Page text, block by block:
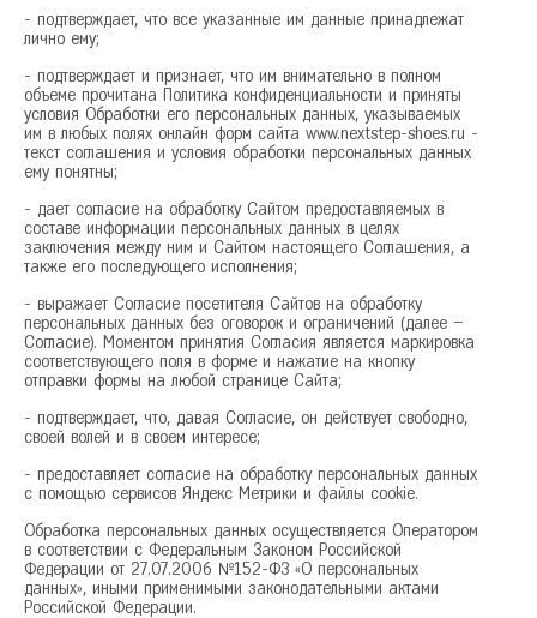
Р
Ростов-на-Дону
Рязань
С
Самара
Санкт-Петербург
Саратов
Сочи
Ставрополь
Тверь
Тольятти
Тула
У Уфа
Ч
Челябинск
Я Ярославль
- подтверждает, что все указанные им данные принадлежат
лично ему;
- подтверждает и признает, что им внимательно в полном
объеме прочитана Политика конфиденциальности и приняты
условия Обработки его персональных данных, указываемых
им в любых полях онлайн форм сайта www.nextstep-shoes.ru -
текст соглашения и условия обработки персональных данных
ему понятны;
- дает согласие на обработку Сайтом предоставляемых в
составе информации персональных данных в целях
заключения между ним и Сайтом настоящего Соглашения, а
также его последующего исполнения;
- выражает Согласие посетителя Сайтов на обработку
персональных данных без оговорок и ограничений (далее –
Согласие). Моментом принятия Согласия является маркировка
соответствующего поля в форме и нажатие на кнопку
отправки формы на любой странице Сайта;
- подтверждает, что, давая Согласие, он действует свободно,
своей волей и в своем интересе;
- предоставляет согласие на обработку персональных данных
с помощью сервисов Яндекс Метрики и файлы cookie.
Обработка персональных данных осуществляется Оператором
в соответствии с Федеральным Законом Российской
Федерации от 27.07.2006 №152-ФЗ «О персональных
данных», иными применимыми законодательными актами
Российской Федерации.